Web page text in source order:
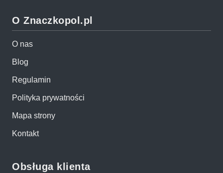
O Znaczkopol.pl
O nas
Blog
Regulamin
Polityka prywatności
Mapa strony
Kontakt
Obsługa klienta